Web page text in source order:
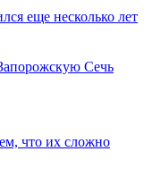
еще несколько лет
Сечь
что их сложно